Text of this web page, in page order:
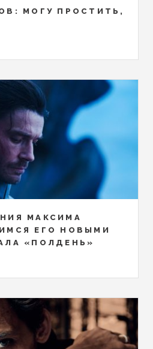
МОГУ ПРОСТИТЬ,
МАКСИМА
ЕГО НОВЫМИ
«ПОЛДЕНЬ»